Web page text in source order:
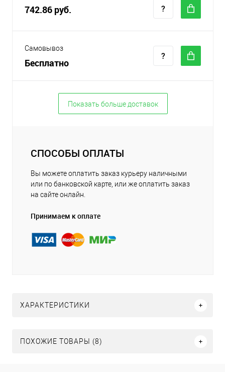
742.86 руб.
Самовывоз
Бесплатно
Показать больше доставок
СПОСОБЫ ОПЛАТЫ
Вы можете оплатить заказ курьеру наличными
или по банковской карте, или же оплатить заказ
на сайте онлайн.
Принимаем к оплате
ХАРАКТЕРИСТИКИ
ПОХОЖИЕ ТОВАРЫ (8)